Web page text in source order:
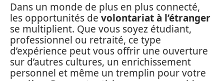
Dans un monde de plus en plus connecté,
les opportunités de volontariat à l’étranger
se multiplient. Que vous soyez étudiant,
professionnel ou retraité, ce type
d’expérience peut vous offrir une ouverture
sur d’autres cultures, un enrichissement
personnel et même un tremplin pour votre